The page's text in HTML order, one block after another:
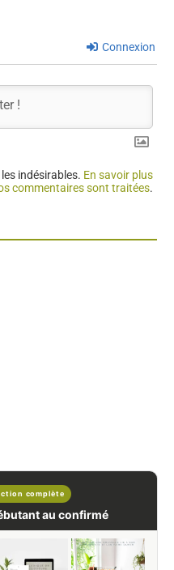
Connexion
indésirables. En savoir plus
commentaires sont traitées.
complète
au confirmé